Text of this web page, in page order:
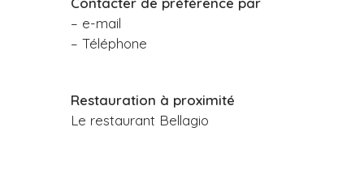
– e-mail
– Téléphone
Restauration à proximité
Le restaurant Bellagio